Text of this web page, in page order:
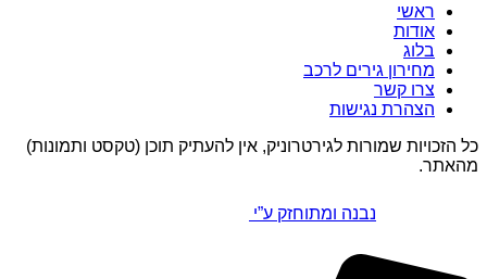
ראשי
אודות
בלוג
מחירון גירים לרכב
צרו קשר
הצהרת נגישות
כל הזכויות שמורות לגירטרוניק, אין להעתיק תוכן (טקסט ותמונות)
מהאתר.
נבנה ומתוחזק ע”י